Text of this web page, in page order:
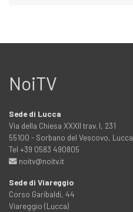
NoiTV
Sede di Lucca
Via della Chiesa XXXII trav. I, 231
55100 - Sorbano del Vescovo, Lucca
Tel +39 0583 490805
noitv@noitv.it
Sede di Viareggio
Corso Garibaldi, 44
Viareggio (Lucca)